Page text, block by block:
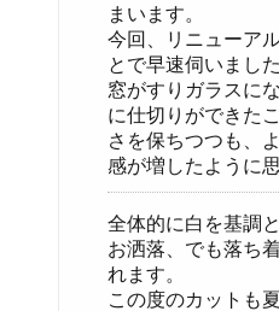
まいます。
今回、リニューア
とで早速伺いまし
窓がすりガラスに
に仕切りができた
さを保ちつつも、
感が増したように
全体的に白を基調
お洒落、でも落ち
れます。
この度のカットも